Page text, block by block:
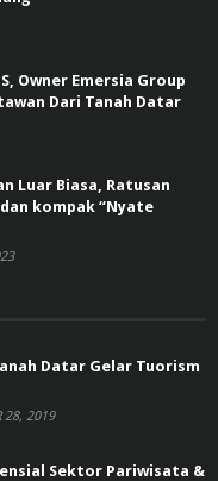
Owner Emersia Group
Dari Tanah Datar
Luar Biasa, Ratusan
kompak “Nyate
Datar Gelar Tuorism
28, 2019
Sektor Pariwisata &